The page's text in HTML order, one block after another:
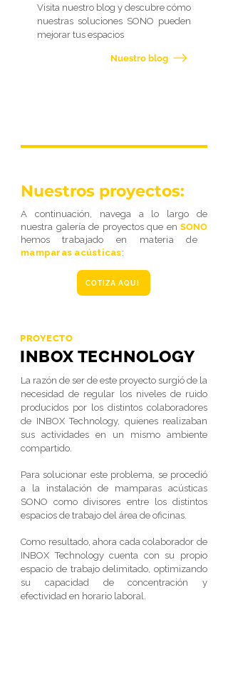
Visita nuestro blog y descubre cómo
nuestras soluciones SONO pueden
mejorar tus espacios
Nuestro blog
Nuestros proyectos:
A continuación, navega a lo largo de
nuestra galería de proyectos que en SONO
hemostrabajado en materia de
mamparas acústicas:
COTIZA AQUÍ
PROYECTO
INBOX TECHNOLOGY
La razón de ser de este proyecto surgió de la
necesidad de regular los niveles de ruido
producidos por los distintos colaboradores
de INBOX Technology, quienes realizaban
sus actividades en un mismo ambiente
compartido.
Para solucionar este problema, se procedió
a la instalación de mamparas acústicas
SONO como divisores entre los distintos
espacios de trabajo del área de oficinas.
Como resultado, ahora cada colaborador de
INBOX Technology cuenta con su propio
espacio de trabajo delimitado, optimizando
su capacidad de concentración y
efectividad en horario laboral.